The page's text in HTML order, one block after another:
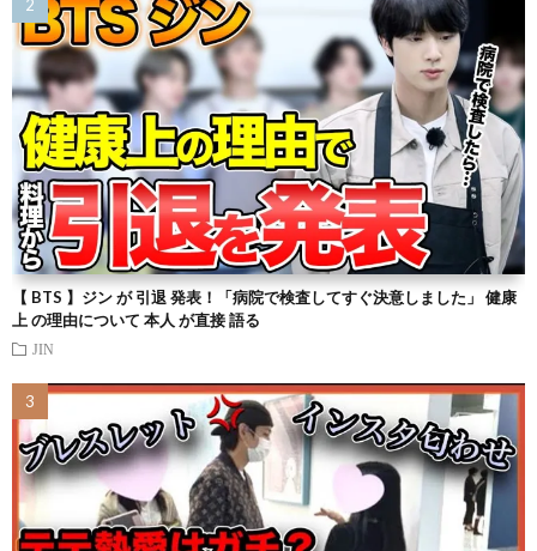
【 BTS 】ジン が 引退 発表！「病院で検査してすぐ決意しました」 健康
上 の理由について 本人 が直接 語る
JIN